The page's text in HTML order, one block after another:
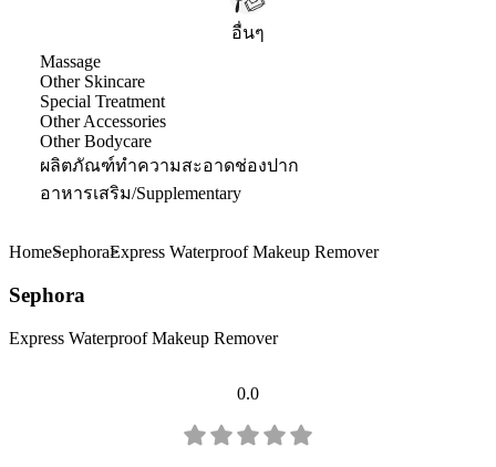
อื่นๆ
Massage
Other Skincare
Special Treatment
Other Accessories
Other Bodycare
ผลิตภัณฑ์ทำความสะอาดช่องปาก
อาหารเสริม/Supplementary
HomeSephoraExpress Waterproof Makeup Remover
Sephora
Express Waterproof Makeup Remover
0.0